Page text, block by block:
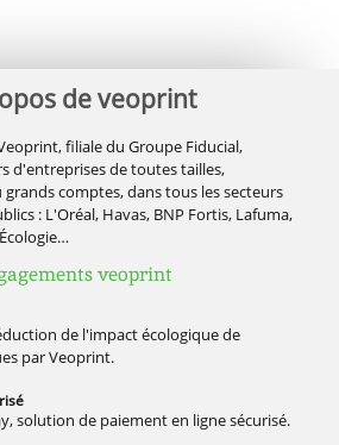
de veoprint
filiale du Groupe Fiducial,
d'entreprises de toutes tailles,
grands comptes, dans tous les secteurs
: L'Oréal, Havas, BNP Fortis, Lafuma,
veoprint
de l'impact écologique de
par Veoprint.
solution de paiement en ligne sécurisé.